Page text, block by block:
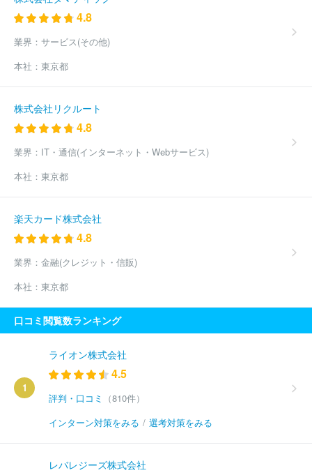
4.8
業界： サービス(その他)
本社： 東京都
株式会社リクルート
4.8
業界： IT・通信(インターネット・Webサービス)
本社： 東京都
楽天カード株式会社
4.8
業界： 金融(クレジット・信販)
本社： 東京都
口コミ閲覧数ランキング
1
ライオン株式会社
4.5
評判・口コミ
（810件）
インターン対策をみる / 選考対策をみる
レバレジーズ株式会社